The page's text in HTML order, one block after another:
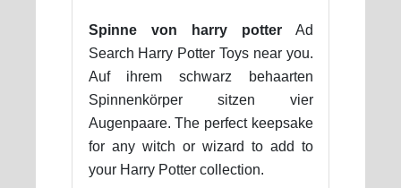
Spinne von harry potterAd
Search Harry Potter Toys near you.
Auf ihrem schwarz behaarten
Spinnenkörper sitzen vier
Augenpaare. The perfect keepsake
for any witch or wizard to add to
your Harry Potter collection.